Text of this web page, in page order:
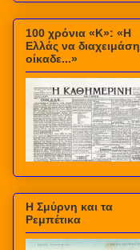
100 χρόνια «Κ»: «Η
Ελλάς να διαχειμάση
οίκαδε...»
Η Σμύρνη και τα
Ρεμπέτικα